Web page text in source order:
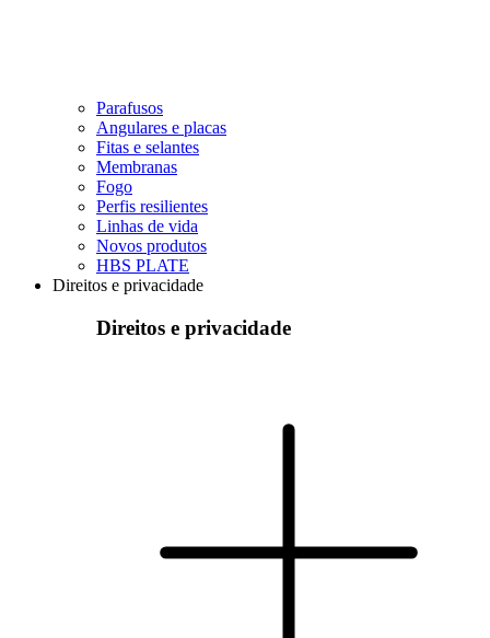
Parafusos
Angulares e placas
Fitas e selantes
Membranas
Fogo
Perfis resilientes
Linhas de vida
Novos produtos
HBS PLATE
Direitos e privacidade
Direitos e privacidade